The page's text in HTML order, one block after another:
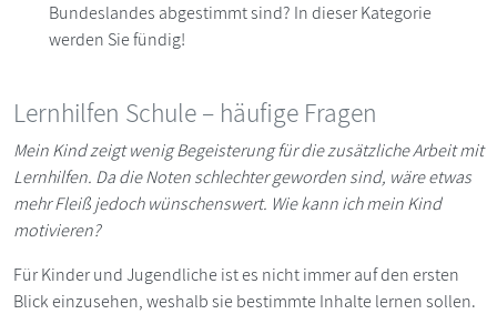
Bundeslandes abgestimmt sind? In dieser Kategorie
werden Sie fündig!
Lernhilfen Schule – häufige Fragen
Mein Kind zeigt wenig Begeisterung für die zusätzliche Arbeit mit
Lernhilfen. Da die Noten schlechter geworden sind, wäre etwas
mehr Fleiß jedoch wünschenswert. Wie kann ich mein Kind
motivieren?
Für Kinder und Jugendliche ist es nicht immer auf den ersten
Blick einzusehen, weshalb sie bestimmte Inhalte lernen sollen.